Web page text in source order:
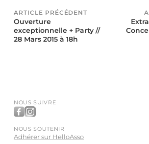
ARTICLE PRÉCÉDENT
Ouverture
exceptionnelle + Party //
28 Mars 2015 à 18h
NOUS SUIVRE
NOUS SOUTENIR
Adhérer sur HelloAsso